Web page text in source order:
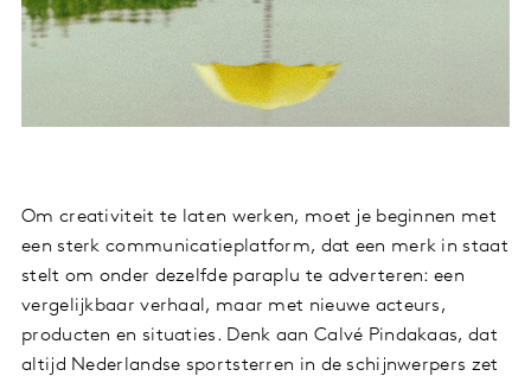
Om creativiteit te laten werken, moet je beginnen met
een sterk communicatieplatform, dat een merk in staat
stelt om onder dezelfde paraplu te adverteren: een
vergelijkbaar verhaal, maar met nieuwe acteurs,
producten en situaties. Denk aan Calvé Pindakaas, dat
altijd Nederlandse sportsterren in de schijnwerpers zet